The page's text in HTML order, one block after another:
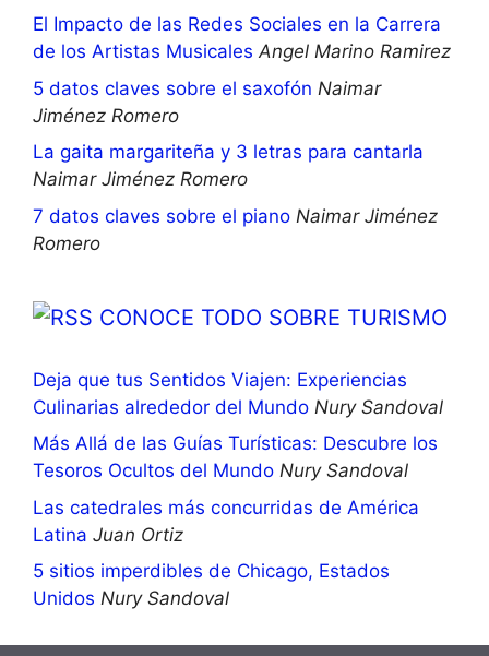
El Impacto de las Redes Sociales en la Carrera
de los Artistas Musicales Angel Marino Ramirez
5 datos claves sobre el saxofón Naimar
Jiménez Romero
La gaita margariteña y 3 letras para cantarla
Naimar Jiménez Romero
7 datos claves sobre el piano Naimar Jiménez
Romero
CONOCE TODO SOBRE TURISMO
Deja que tus Sentidos Viajen: Experiencias
Culinarias alrededor del Mundo Nury Sandoval
Más Allá de las Guías Turísticas: Descubre los
Tesoros Ocultos del Mundo Nury Sandoval
Las catedrales más concurridas de América
Latina Juan Ortiz
5 sitios imperdibles de Chicago, Estados
Unidos Nury Sandoval